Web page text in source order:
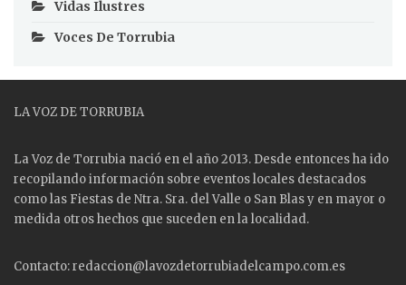
Vidas Ilustres
Voces De Torrubia
LA VOZ DE TORRUBIA
La Voz de Torrubia nació en el año 2013. Desde entonces ha ido
recopilando información sobre eventos locales destacados
como las Fiestas de Ntra. Sra. del Valle o San Blas y en mayor o
medida otros hechos que suceden en la localidad.
Contacto: redaccion@lavozdetorrubiadelcampo.com.es